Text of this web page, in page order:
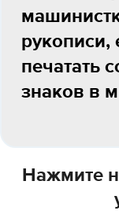
рукописи,
печатать
знаков в
Нажмите